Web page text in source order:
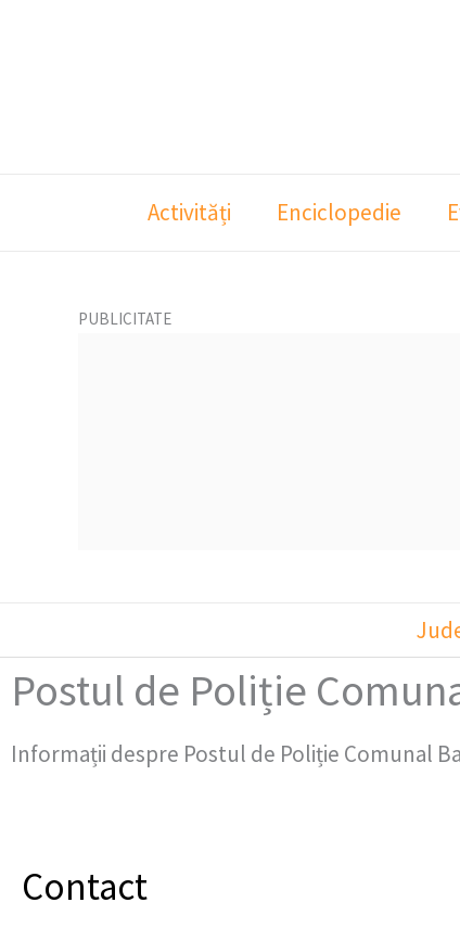
Activități Enciclopedie
PUBLICITATE
Postul de Poliție
Informații despre Postul de Poliție Comunal
Contact